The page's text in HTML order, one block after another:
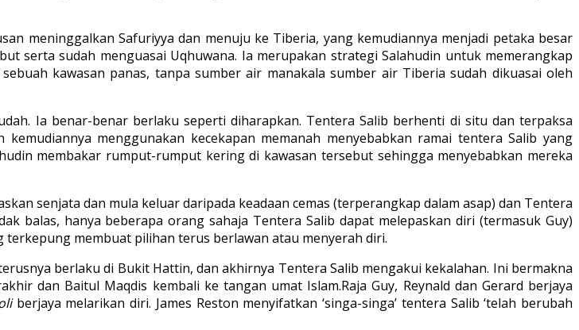
meninggalkan Safuriyya dan menuju ke Tiberia, yang kemudiannya menjadi petaka besar
serta sudah menguasai Uqhuwana. Ia merupakan strategi Salahudin untuk memerangkap
kawasan panas, tanpa sumber air manakala sumber air Tiberia sudah dikuasai oleh
Ia benar-benar berlaku seperti diharapkan. Tentera Salib berhenti di situ dan terpaksa
menggunakan kecekapan memanah menyebabkan ramai tentera Salib yang
membakar rumput-rumput kering di kawasan tersebut sehingga menyebabkan mereka
senjata dan mula keluar daripada keadaan cemas (terperangkap dalam asap) dan Tentera
balas, hanya beberapa orang sahaja Tentera Salib dapat melepaskan diri (termasuk Guy)
membuat pilihan terus berlawan atau menyerah diri.
berlaku di Bukit Hattin, dan akhirnya Tentera Salib mengakui kekalahan. Ini bermakna
dan Baitul Maqdis kembali ke tangan umat Islam.Raja Guy, Reynald dan Gerard berjaya
berjaya melarikan diri. James Reston menyifatkan ‘singa-singa’ tentera Salib ‘telah berubah